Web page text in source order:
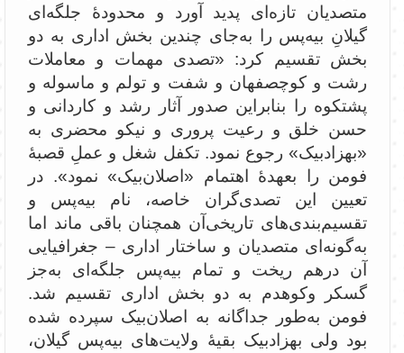
متصدیان تازه‌ای پدید آورد و محدودۀ جلگه‌ای
گیلانِ بیه‌پس را به‌جای چندین بخش اداری به دو
بخش تقسیم کرد: «‌تصدی مهمات و معاملات
رشت و کوچصفهان و شفت و تولم و ماسوله و
پشتکوه را بنابراین صدور آثار رشد و کاردانی و
حسن خلق و رعیت پروری و نیکو محضری به
«بهزاد‌بیک» رجوع نمود. تکفل شغل و عملِ قصبۀ
فومن را بعهدۀ اهتمام «اصلان‌بیک» نمود». در
تعیین این تصدی‌گران خاصه، نام بیه‌پس و
تقسیم‌بندی‌های تاریخی‌آن همچنان باقی ماند اما
به‌گونه‌ای متصدیان و ساختار اداری – جغرافیایی
آن درهم ریخت و تمام بیه‌پس جلگه‌ای به‌جز
گسکر وکوهدم به دو بخش اداری تقسیم شد.
فومن به‌طور جداگانه به اصلان‌بیک سپرده شده
بود ولی بهزاد‌بیک بقیۀ ولایت‌های بیه‌پس گیلان،